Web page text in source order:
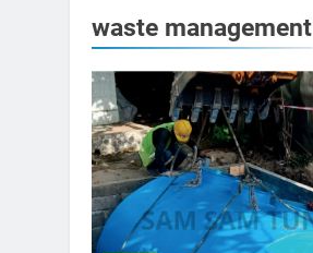
waste management